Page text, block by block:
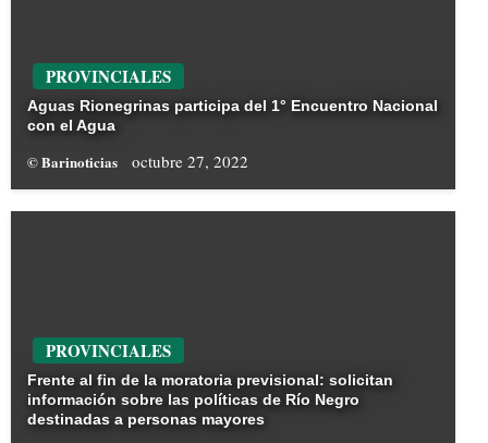
PROVINCIALES
Aguas Rionegrinas participa del 1° Encuentro Nacional
con el Agua
© Barinoticias octubre 27, 2022
PROVINCIALES
Frente al fin de la moratoria previsional: solicitan
información sobre las políticas de Río Negro
destinadas a personas mayores